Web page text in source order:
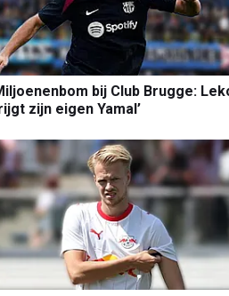
bij Club Brugge:
zijn eigen Yamal’